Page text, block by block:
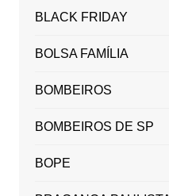
BLACK FRIDAY
BOLSA FAMÍLIA
BOMBEIROS
BOMBEIROS DE SP
BOPE